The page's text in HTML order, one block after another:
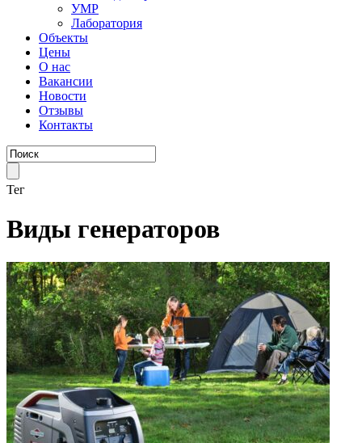
УМР
Лаборатория
Объекты
Цены
О нас
Вакансии
Новости
Отзывы
Контакты
Тег
Виды генераторов